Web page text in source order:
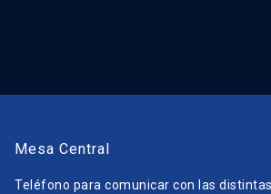
Mesa Central
Teléfono para comunicar con las